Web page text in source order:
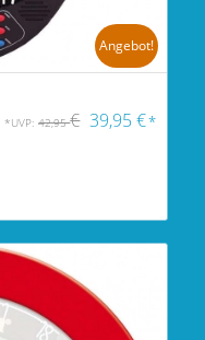
*UVP: 42,95€ 39,95€*
Angebot!